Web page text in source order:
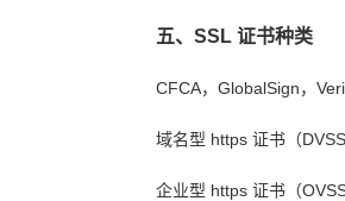
五、SSL 证书种类
CFCA，GlobalSign，
域名型 https 证书（DVSSL
企业型 https 证书（OVSSL